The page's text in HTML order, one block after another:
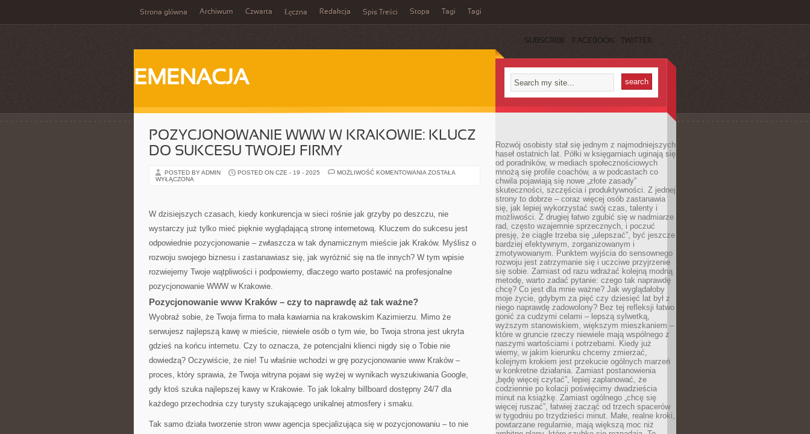
Strona główna Archiwum Czwarta Łęczna Redakcja Spis Treści Stopa Tagi Tagi
SUBSCRIBE FACEBOOK TWITTER
EMENACJA
POZYCJONOWANIE WWW W KRAKOWIE: KLUCZ
DO SUKCESU TWOJEJ FIRMY
POSTED BY ADMIN POSTED ON CZE - 19 - 2025 MOŻLIWOŚĆ KOMENTOWANIA POZYCJONOWANIE
SUKCESU
TWOJEJ
FIRMY
ZOSTAŁA
WYŁĄCZONA
W dzisiejszych czasach, kiedy konkurencja w sieci rośnie jak grzyby po deszczu, nie
wystarczy już tylko mieć pięknie wyglądającą stronę internetową. Kluczem do sukcesu jest
odpowiednie pozycjonowanie – zwłaszcza w tak dynamicznym mieście jak Kraków. Myślisz o
rozwoju swojego biznesu i zastanawiasz się, jak wyróżnić się na tle innych? W tym wpisie
rozwiejemy Twoje wątpliwości i podpowiemy, dlaczego warto postawić na profesjonalne
pozycjonowanie WWW w Krakowie.
Pozycjonowanie www Kraków – czy to naprawdę aż tak ważne?
Wyobraź sobie, że Twoja firma to mała kawiarnia na krakowskim Kazimierzu. Mimo że
serwujesz najlepszą kawę w mieście, niewiele osób o tym wie, bo Twoja strona jest ukryta
gdzieś na końcu internetu. Czy to oznacza, że potencjalni klienci nigdy się o Tobie nie
dowiedzą? Oczywiście, że nie! Tu właśnie wchodzi w grę pozycjonowanie www Kraków –
proces, który sprawia, że Twoja witryna pojawi się wyżej w wynikach wyszukiwania Google,
gdy ktoś szuka najlepszej kawy w Krakowie. To jak lokalny billboard dostępny 24/7 dla
każdego przechodnia czy turysty szukającego unikalnej atmosfery i smaku.
Tak samo działa tworzenie stron www agencja specjalizująca się w pozycjonowaniu – to nie
Rozwój osobisty stał się jednym z najmodniejszych
haseł ostatnich lat. Półki w księgarniach uginają się
od poradników, w mediach społecznościowych
mnożą się profile coachów, a w podcastach co
chwila pojawiają się nowe „złote zasady”
skuteczności, szczęścia i produktywności. Z jednej
strony to dobrze – coraz więcej osób zastanawia
się, jak lepiej wykorzystać swój czas, talenty i
możliwości. Z drugiej łatwo zgubić się w nadmiarze
rad, często wzajemnie sprzecznych, i poczuć
presję, że ciągle trzeba się „ulepszać”, być jeszcze
bardziej efektywnym, zorganizowanym i
zmotywowanym. Punktem wyjścia do sensownego
rozwoju jest zatrzymanie się i uczciwe przyjrzenie
się sobie. Zamiast od razu wdrażać kolejną modną
metodę, warto zadać pytanie: czego tak naprawdę
chcę? Co jest dla mnie ważne? Jak wyglądałoby
moje życie, gdybym za pięć czy dziesięć lat był z
niego naprawdę zadowolony? Bez tej refleksji łatwo
gonić za cudzymi celami – lepszą sylwetką,
wyższym stanowiskiem, większym mieszkaniem –
które w gruncie rzeczy niewiele mają wspólnego z
naszymi wartościami i potrzebami. Kiedy już
wiemy, w jakim kierunku chcemy zmierzać,
kolejnym krokiem jest przekucie ogólnych marzeń
w konkretne działania. Zamiast postanowienia
„będę więcej czytać”, lepiej zaplanować, że
codziennie po kolacji poświęcimy dwadzieścia
minut na książkę. Zamiast ogólnego „chcę się
więcej ruszać”, łatwiej zacząć od trzech spacerów
w tygodniu po trzydzieści minut. Małe, realne kroki,
powtarzane regularnie, mają większą moc niż